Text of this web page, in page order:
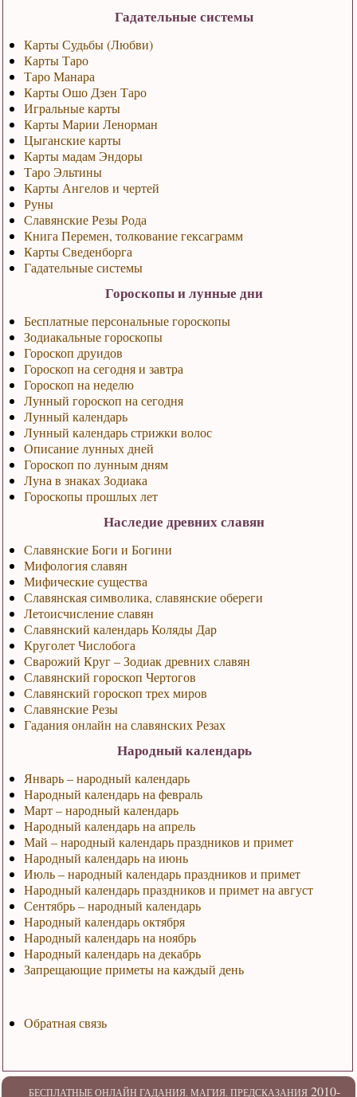
Гадательные системы
Карты Судьбы (Любви)
Карты Таро
Таро Манара
Карты Ошо Дзен Таро
Игральные карты
Карты Марии Ленорман
Цыганские карты
Карты мадам Эндоры
Таро Эльтины
Карты Ангелов и чертей
Руны
Славянские Резы Рода
Книга Перемен, толкование гексаграмм
Карты Сведенборга
Гадательные системы
Гороскопы и лунные дни
Бесплатные персональные гороскопы
Зодиакальные гороскопы
Гороскоп друидов
Гороскоп на сегодня и завтра
Гороскоп на неделю
Лунный гороскоп на сегодня
Лунный календарь
Лунный календарь стрижки волос
Описание лунных дней
Гороскоп по лунным дням
Луна в знаках Зодиака
Гороскопы прошлых лет
Наследие древних славян
Славянские Боги и Богини
Мифология славян
Мифические существа
Славянская символика, славянские обереги
Летоисчисление славян
Славянский календарь Коляды Дар
Круголет Числобога
Сварожий Круг – Зодиак древних славян
Славянский гороскоп Чертогов
Славянский гороскоп трех миров
Славянские Резы
Гадания онлайн на славянских Резах
Народный календарь
Январь – народный календарь
Народный календарь на февраль
Март – народный календарь
Народный календарь на апрель
Май – народный календарь праздников и примет
Народный календарь на июнь
Июль – народный календарь праздников и примет
Народный календарь праздников и примет на август
Сентябрь – народный календарь
Народный календарь октября
Народный календарь на ноябрь
Народный календарь на декабрь
Запрещающие приметы на каждый день
Обратная связь
БЕСПЛАТНЫЕ ОНЛАЙН ГАДАНИЯ. МАГИЯ. ПРЕДСКАЗАНИЯ2010-